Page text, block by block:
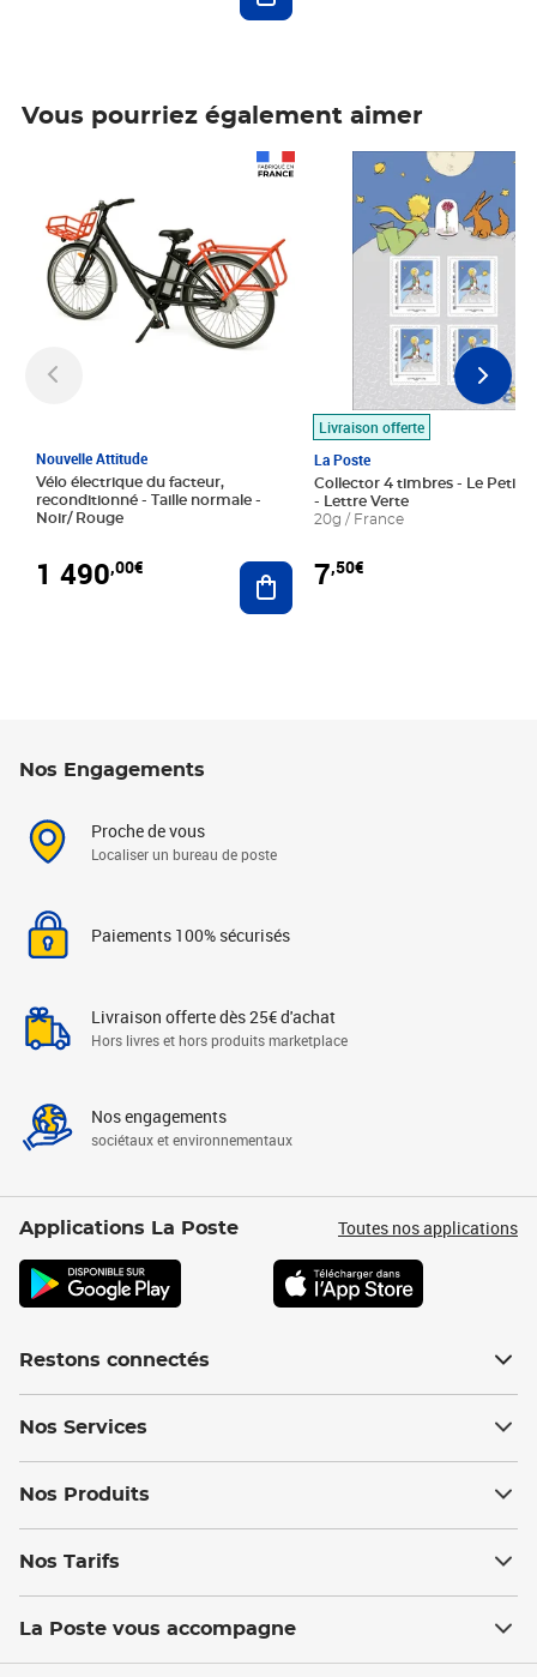
Vous pourriez également aimer
Nouvelle Attitude
Vélo électrique du facteur,
reconditionné - Taille normale -
Noir/ Rouge
1 490,00€ Ajouter au panier
Livraison offerte
La Poste
Collector 4 timbres - Le Petit
- Lettre Verte
20g / France
7,50€
Prix 7,50€
Nos Engagements
Proche de vous
Localiser un bureau de poste
Paiements 100% sécurisés
Livraison offerte dès 25€ d'achat
Hors livres et hors produits marketplace
Nos engagements
sociétaux et environnementaux
Applications La Poste Toutes nos applications
Restons connectés
Nos Services
Nos Produits
Nos Tarifs
La Poste vous accompagne